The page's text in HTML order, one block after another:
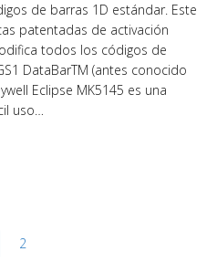
de barras 1D estándar. Este
patentadas de activación
todos los códigos de
DataBarTM (antes conocido
Eclipse MK5145 es una
uso…
2